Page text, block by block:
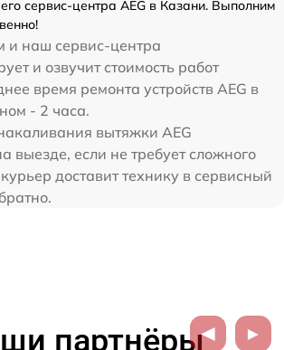
сервис-центра AEG в Казани. Выполним
и наш сервис-центра
и озвучит стоимость работ
время ремонта устройств AEG в
- 2 часа.
вытяжки AEG
выезде, если не требует сложного
доставит технику в сервисный
партнёры